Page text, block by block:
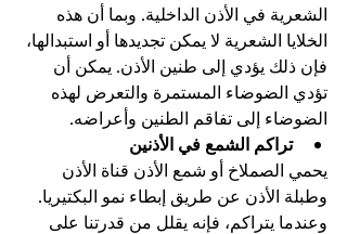
الشعرية في الأذن الداخلية. وبما أن هذه
الخلايا الشعرية لا يمكن تجديدها أو استبدالها،
فإن ذلك يؤدي إلى طنين الأذن. يمكن أن
تؤدي الضوضاء المستمرة والتعرض لهذه
الضوضاء إلى تفاقم الطنين وأعراضه.
تراكم الشمع في الأذنين
يحمي الصملاخ أو شمع الأذن قناة الأذن
وطبلة الأذن عن طريق إبطاء نمو البكتيريا.
وعندما يتراكم، فإنه يقلل من قدرتنا على